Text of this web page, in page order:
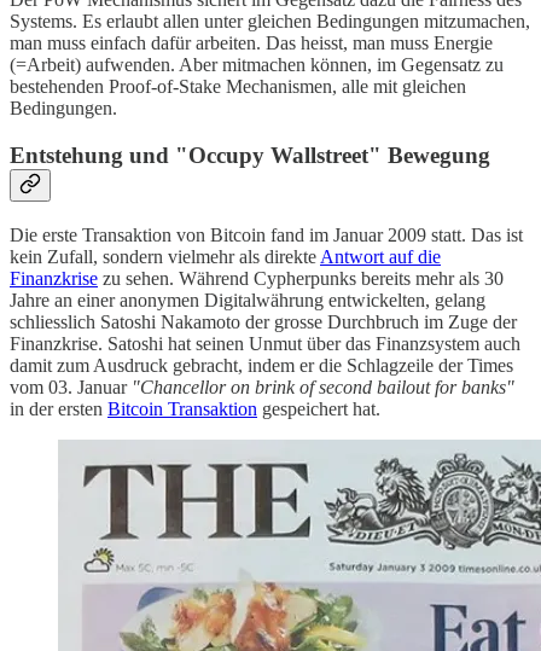
Systems. Es erlaubt allen unter gleichen Bedingungen mitzumachen,
man muss einfach dafür arbeiten. Das heisst, man muss Energie
(=Arbeit) aufwenden. Aber mitmachen können, im Gegensatz zu
bestehenden Proof-of-Stake Mechanismen, alle mit gleichen
Bedingungen.
Entstehung und "Occupy Wallstreet" Bewegung
Die erste Transaktion von Bitcoin fand im Januar 2009 statt. Das ist
kein Zufall, sondern vielmehr als direkte Antwort auf die
Finanzkrise zu sehen. Während Cypherpunks bereits mehr als 30
Jahre an einer anonymen Digitalwährung entwickelten, gelang
schliesslich Satoshi Nakamoto der grosse Durchbruch im Zuge der
Finanzkrise. Satoshi hat seinen Unmut über das Finanzsystem auch
damit zum Ausdruck gebracht, indem er die Schlagzeile der Times
vom 03. Januar "Chancellor on brink of second bailout for banks"
in der ersten Bitcoin Transaktion gespeichert hat.